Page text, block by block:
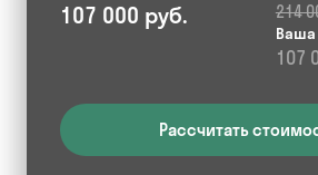
107 000 руб. 214
Ваша
107
Рассчитать